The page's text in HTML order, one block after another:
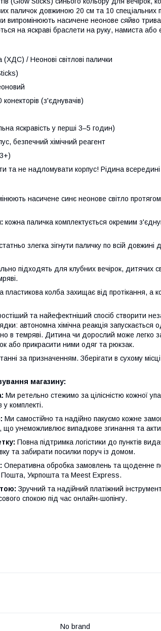
паличок довжиною 20 см та 10 спеціальних
випромінюють насичене неонове сяйво
на яскраві браслети на руку, намиста або
(ХДС) / Неонові світлові палички
(з'єднувачів)
яскравість у перші 3–5 годин)
безпечний хімічний реагент
та не надломувати корпус! Рідина всередині
насичене синє неонове світло
кожна паличка комплектується окремим
злегка зігнути паличку по всій
підходять для клубних вечірок, дитячих
пластикова колба захищає від протікання, а
та найефектніший спосіб створити
автономна хімічна реакція запускається
в темряві. Дитина чи дорослий може легко
або прикрасити ними одяг та рюкзак.
за призначенням. Зберігати в сухому
магазину:
Ми ретельно стежимо за цілісністю кожної
у комплекті.
Ми самостійно та надійно пакуємо кожне
унеможливлює випадкове згинання та
Повна підтримка логістики до пунктів
та забирати посилки поруч із домом.
Оперативна обробка замовлень та щоденне
Пошта, Укрпошта та Meest Express.
Зручний та надійний платіжний
спокою під час онлайн-шопінгу.
No brand